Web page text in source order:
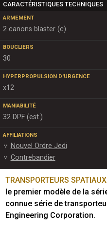
CARACTÉRISTIQUES TECHNIQUES
ARMEMENT
2 canons blaster (c)
BOUCLIERS
30
HYPERPROPULSION D'URGENCE
x12
MANIABILITÉ
32 DPF (est.)
AFFILIATIONS
Nouvel Ordre Jedi
Contrebandier
TRANSPORTEURS
le premier modèle de la
connue série de
Engineering Corporation.